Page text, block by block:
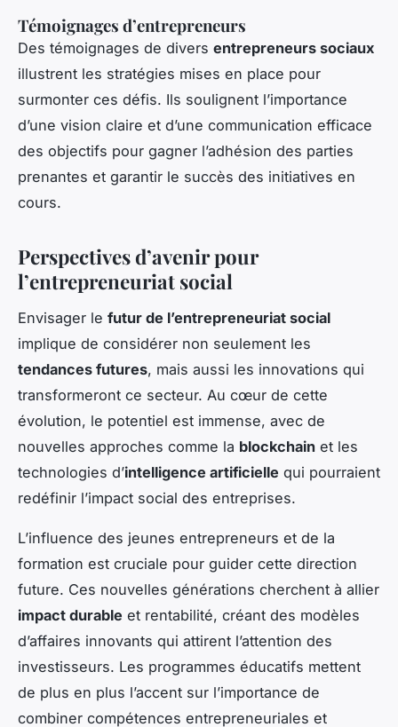
Témoignages d’entrepreneurs
Des témoignages de divers entrepreneurs sociaux
illustrent les stratégies mises en place pour
surmonter ces défis. Ils soulignent l’importance
d’une vision claire et d’une communication efficace
des objectifs pour gagner l’adhésion des parties
prenantes et garantir le succès des initiatives en
cours.
Perspectives d’avenir pour
l’entrepreneuriat social
Envisager le futur de l’entrepreneuriat social
implique de considérer non seulement les
tendances futures, mais aussi les innovations qui
transformeront ce secteur. Au cœur de cette
évolution, le potentiel est immense, avec de
nouvelles approches comme la blockchain et les
technologies d’intelligence artificielle qui pourraient
redéfinir l’impact social des entreprises.
L’influence des jeunes entrepreneurs et de la
formation est cruciale pour guider cette direction
future. Ces nouvelles générations cherchent à allier
impact durable et rentabilité, créant des modèles
d’affaires innovants qui attirent l’attention des
investisseurs. Les programmes éducatifs mettent
de plus en plus l’accent sur l’importance de
combiner compétences entrepreneuriales et